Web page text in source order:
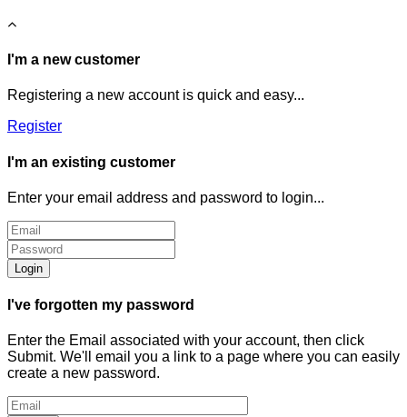
I'm a new customer
Registering a new account is quick and easy...
Register
I'm an existing customer
Enter your email address and password to login...
Login
I've forgotten my password
Enter the Email associated with your account, then click
Submit. We'll email you a link to a page where you can easily
create a new password.